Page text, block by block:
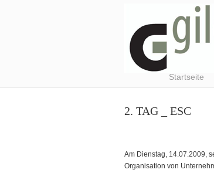
Startseite
2. TAG _ ESC
Am Dienstag, 14.07.2009,
Organisation von